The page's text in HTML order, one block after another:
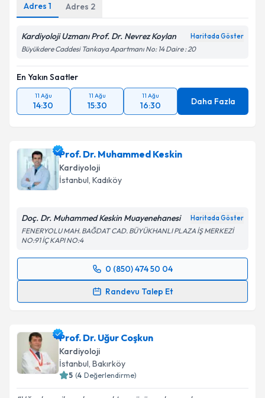
Adres 1 Adres 2
Kardiyoloji Uzmanı Prof. Dr. Nevrez Koylan Haritada Göster
Büyükdere Caddesi Tankaya Apartmanı No: 14 Daire : 20
En Yakın Saatler
11 Ağu
14:30
11 Ağu
15:30
11 Ağu
16:30 Daha Fazla
Prof. Dr. Muhammed Keskin
Kardiyoloji
İstanbul, Kadıköy
Doç. Dr. Muhammed Keskin Muayenehanesi Haritada Göster
FENERYOLU MAH. BAĞDAT CAD. BÜYÜKHANLI PLAZA İŞ MERKEZİ
NO:91 İÇ KAPI NO:4
0 (850) 474 50 04
Randevu Talep Et
Randevu Takvimi Talebi
için bir takvim hazırlandığında e-posta ile
bilgilendireceğiz.
E-posta Adresiniz
Prof. Dr. Uğur Coşkun
Kardiyoloji
İstanbul, Bakırköy
5 (4 Değerlendirme)